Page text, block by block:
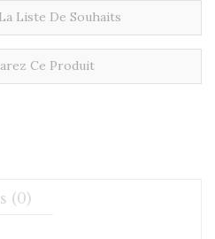
Liste De Souhaits
Ce Produit
(0)